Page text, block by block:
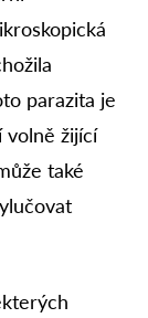
parazita je
volně žijící
také